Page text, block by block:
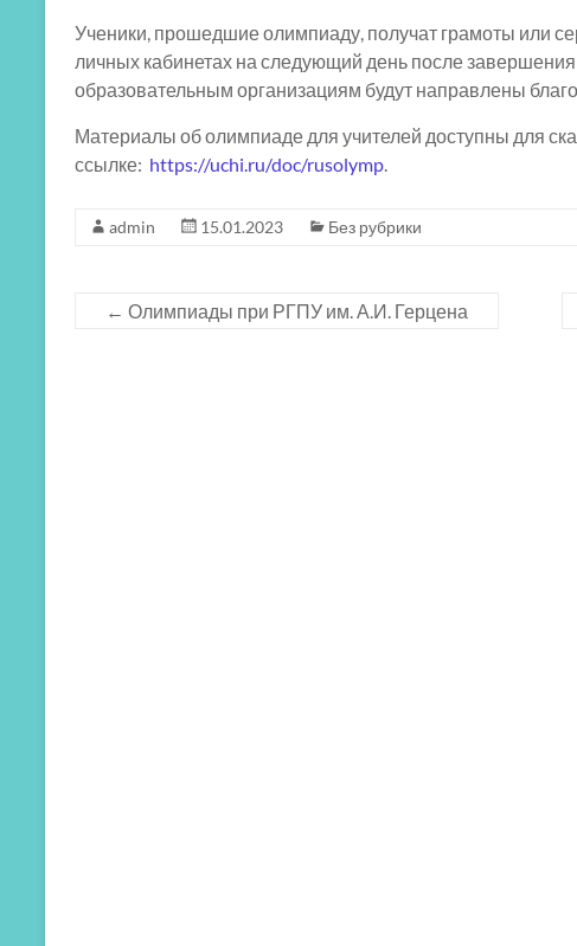
Ученики, прошедшие олимпиаду, получат грамоты или
личных кабинетах на следующий день после
образовательным организациям будут направлены
Материалы об олимпиаде для учителей доступны для
ссылке: https://uchi.ru/doc/rusolymp
admin 15.01.2023 Без рубрики
← Олимпиады при РГПУ им. А.И. Герцена